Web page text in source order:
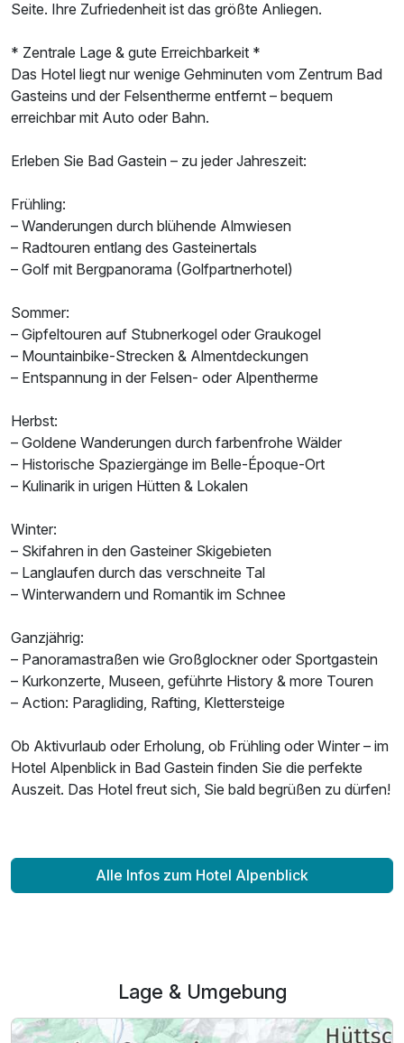
Seite. Ihre Zufriedenheit ist das größte Anliegen.
* Zentrale Lage & gute Erreichbarkeit *
Das Hotel liegt nur wenige Gehminuten vom Zentrum Bad
Gasteins und der Felsentherme entfernt – bequem
erreichbar mit Auto oder Bahn.
Erleben Sie Bad Gastein – zu jeder Jahreszeit:
Frühling:
– Wanderungen durch blühende Almwiesen
– Radtouren entlang des Gasteinertals
– Golf mit Bergpanorama (Golfpartnerhotel)
Sommer:
– Gipfeltouren auf Stubnerkogel oder Graukogel
– Mountainbike-Strecken & Almentdeckungen
– Entspannung in der Felsen- oder Alpentherme
Herbst:
– Goldene Wanderungen durch farbenfrohe Wälder
– Historische Spaziergänge im Belle-Époque-Ort
– Kulinarik in urigen Hütten & Lokalen
Winter:
– Skifahren in den Gasteiner Skigebieten
– Langlaufen durch das verschneite Tal
– Winterwandern und Romantik im Schnee
Ganzjährig:
– Panoramastraßen wie Großglockner oder Sportgastein
– Kurkonzerte, Museen, geführte History & more Touren
– Action: Paragliding, Rafting, Klettersteige
Ob Aktivurlaub oder Erholung, ob Frühling oder Winter – im
Hotel Alpenblick in Bad Gastein finden Sie die perfekte
Auszeit. Das Hotel freut sich, Sie bald begrüßen zu dürfen!
Alle Infos zum Hotel Alpenblick
Lage & Umgebung